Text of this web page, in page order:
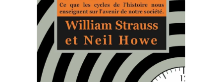
Livres les plus recommandés
Prix littéraires